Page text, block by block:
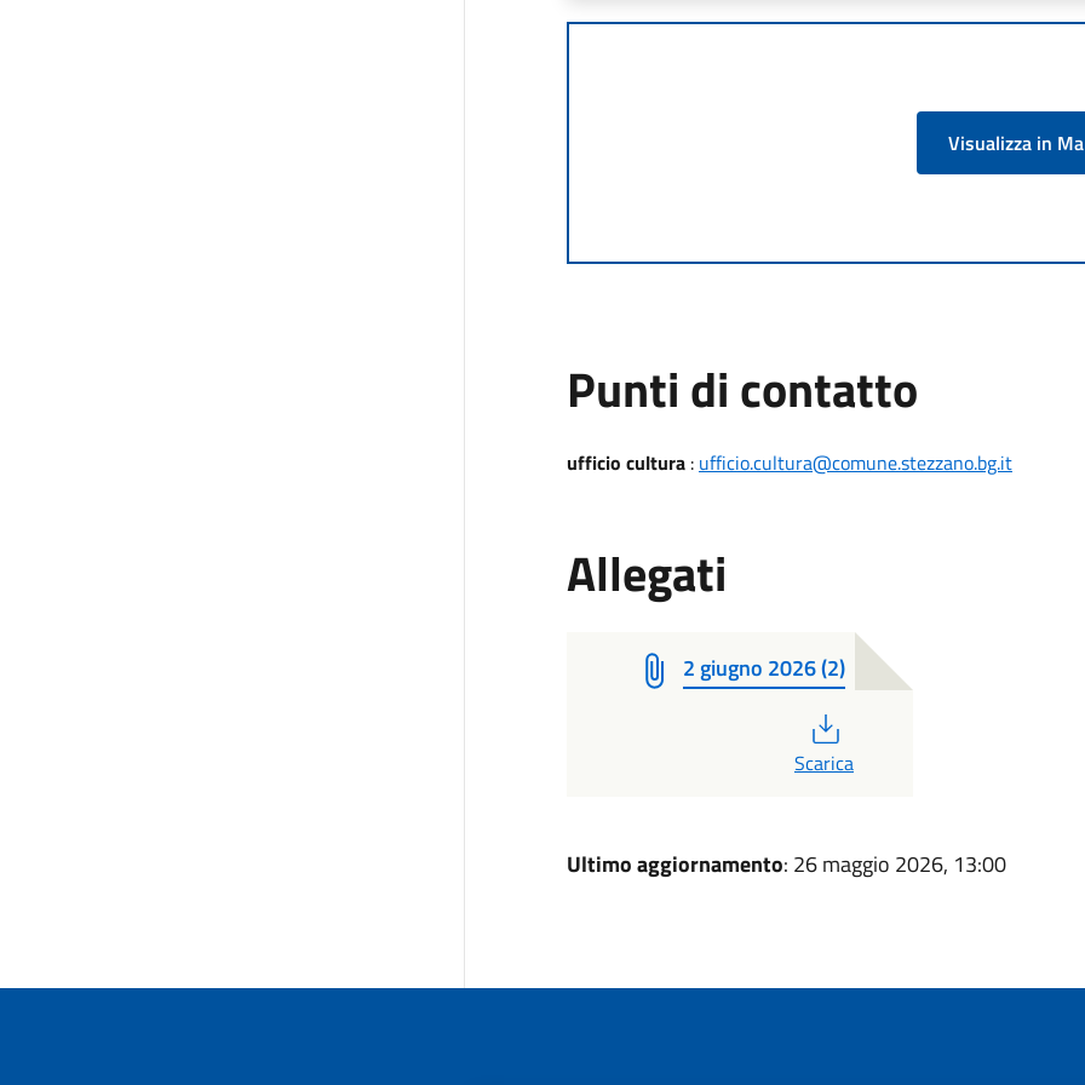
Visualizza in
Punti di contatto
ufficio cultura: ufficio.cultura@comune.stezzano.bg.it
Allegati
2 giugno 2026 (2)
Scarica
Ultimo aggiornamento: 26 maggio 2026, 13:00